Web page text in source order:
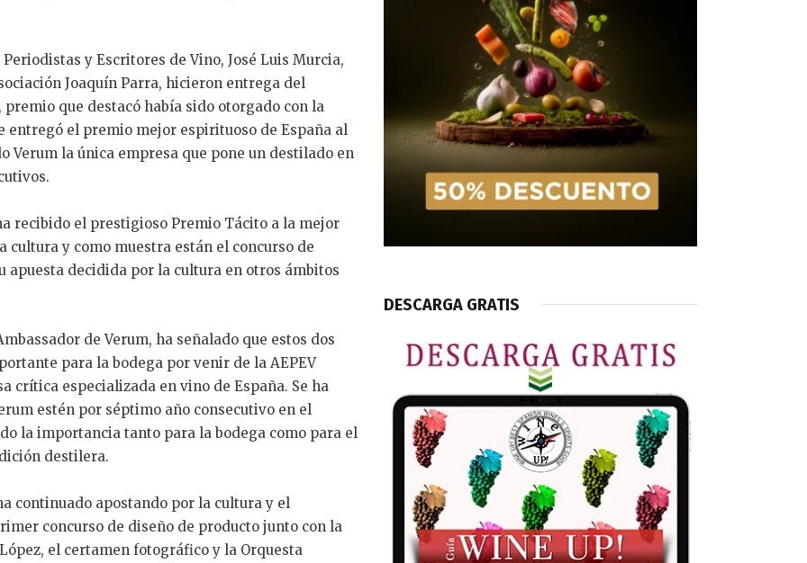
y Escritores de Vino, José Luis Murcia,
Joaquín Parra, hicieron entrega del
premio que destacó había sido otorgado con la
entregó el premio mejor espirituoso de España al
Verum la única empresa que pone un destilado en
recibido el prestigioso Premio Tácito a la mejor
cultura y como muestra están el concurso de
apuesta decidida por la cultura en otros ámbitos
de Verum, ha señalado que estos dos
para la bodega por venir de la AEPEV
crítica especializada en vino de España. Se ha
estén por séptimo año consecutivo en el
la importancia tanto para la bodega como para el
destilera.
continuado apostando por la cultura y el
concurso de diseño de producto junto con la
el certamen fotográfico y la Orquesta
DESCARGA GRATIS